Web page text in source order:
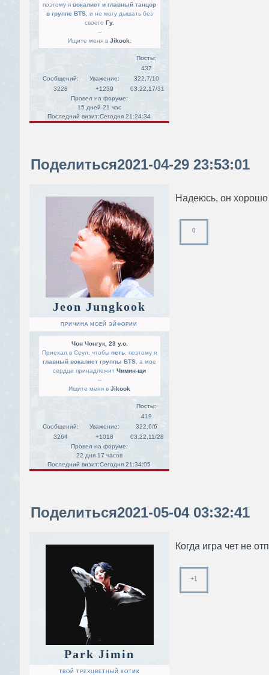
поэтому я вокалист и главный танцор
в группе BTS, и не могу дышать без
своего Гу.
--
Ищите меня в Jikook.
Сообщений:
3228
Уважение:
+1239
Посты:
437
322,7/10
03.22,17/31
Провел на форуме:
15 дней 21 час
Последний визит:Сегодня 21:24:34
Поделиться2021-04-29 23:53:01
Jeon Jungkook
ПРИЧИНА МОЕЙ ЭЙФОРИИ
Чон Чонгук, 23 y.o.
Приехал в Сеул, чтобы петь , поэтому я
главный вокалист группы BTS , а мое
сердце принадлежит Чимин-щи
--
Ищите меня в Jikook
Сообщений:
3264
Уважение:
+1018
Посты:
419
322,6/6
03.22,11/28
Провел на форуме:
22 дня 17 часов
Последний визит:Сегодня 21:34:05
Надеюсь, он хорошо
0
Поделиться2021-05-04 03:32:41
Park Jimin
ТВОЙ ТРЕХЦВЕТНЫЙ КОТИК
Когда игра чет не
+1